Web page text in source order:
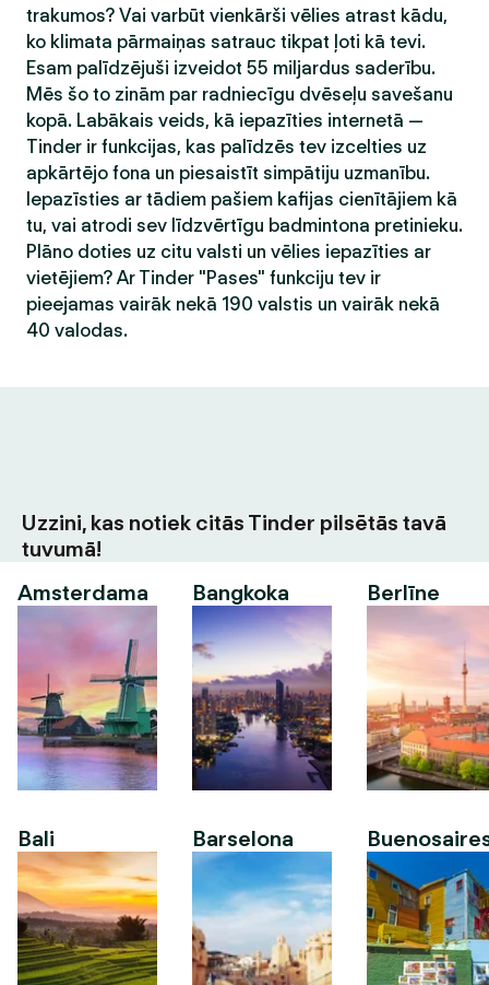
trakumos? Vai varbūt vienkārši vēlies atrast kādu,
ko klimata pārmaiņas satrauc tikpat ļoti kā tevi.
Esam palīdzējuši izveidot 55 miljardus saderību.
Mēs šo to zinām par radniecīgu dvēseļu savešanu
kopā. Labākais veids, kā iepazīties internetā —
Tinder ir funkcijas, kas palīdzēs tev izcelties uz
apkārtējo fona un piesaistīt simpātiju uzmanību.
Iepazīsties ar tādiem pašiem kafijas cienītājiem kā
tu, vai atrodi sev līdzvērtīgu badmintona pretinieku.
Plāno doties uz citu valsti un vēlies iepazīties ar
vietējiem? Ar Tinder "Pases" funkciju tev ir
pieejamas vairāk nekā 190 valstis un vairāk nekā
40 valodas.
Uzzini, kas notiek citās Tinder pilsētās tavā
tuvumā!
Amsterdama
Bali
Bangkoka
Barselona
Berlīne